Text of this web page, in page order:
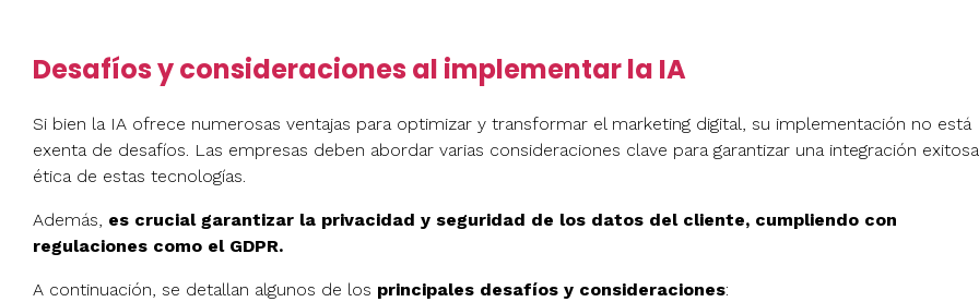
Desafíos y consideraciones al implementar la IA
Si bien la IA ofrece numerosas ventajas para optimizar y transformar el marketing digital, su implementación no está
exenta de desafíos. Las empresas deben abordar varias consideraciones clave para garantizar una integración
ética de estas tecnologías.
Además, es crucial garantizar la privacidad y seguridad de los datos del cliente, cumpliendo con
regulaciones como el GDPR.
A continuación, se detallan algunos de los principales desafíos y consideraciones: